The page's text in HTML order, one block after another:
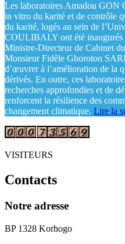
Les laboratoires Amadou
in vitro du karité et de contrôle
du karité, logés au sein de
COULIBALY ont été inaugurés
Ministre-Directeur de Cabinet
Monsieur Fidèle Gboroton
d’œuvrer à l’amélioration de la
dérivés. En outre, ces
recherches approfondies et de
renforcent la résilience des
changement climatique. Lire la
VISITEURS
Contacts
Notre adresse
BP 1328 Korhogo